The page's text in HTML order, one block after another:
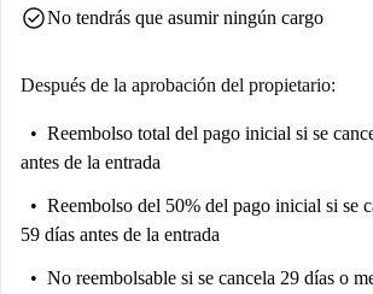
check_circleNo tendrás que asumir ningún cargo
Después de la aprobación del propietario:
Reembolso total del pago inicial si se
antes de la entrada
Reembolso del 50% del pago inicial si se
59 días antes de la entrada
No reembolsable si se cancela 29 días o